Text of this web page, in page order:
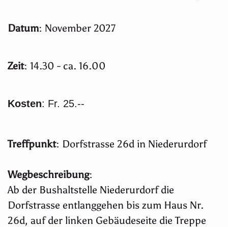
Datum: November 2027
Zeit: 14.30 - ca. 16.00
Kosten: Fr. 25.--
Treffpunkt: Dorfstrasse 26d in Niederurdorf
Wegbeschreibung:
Ab der Bushaltstelle Niederurdorf die
Dorfstrasse entlanggehen bis zum Haus Nr.
26d, auf der linken Gebäudeseite die Treppe